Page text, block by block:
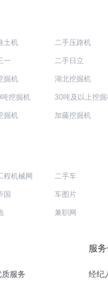
土机 二手压路机
一 二手日立
掘机 湖北挖掘机
挖掘机 30吨及以上挖
掘机 加藤挖掘机
程机械网 二手车
国 车图片
兼职网
服务
服
经纪